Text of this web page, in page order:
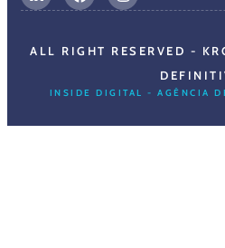
ALL RIGHT RESERVED -
INSIDE DIGITAL - AGÊNCIA